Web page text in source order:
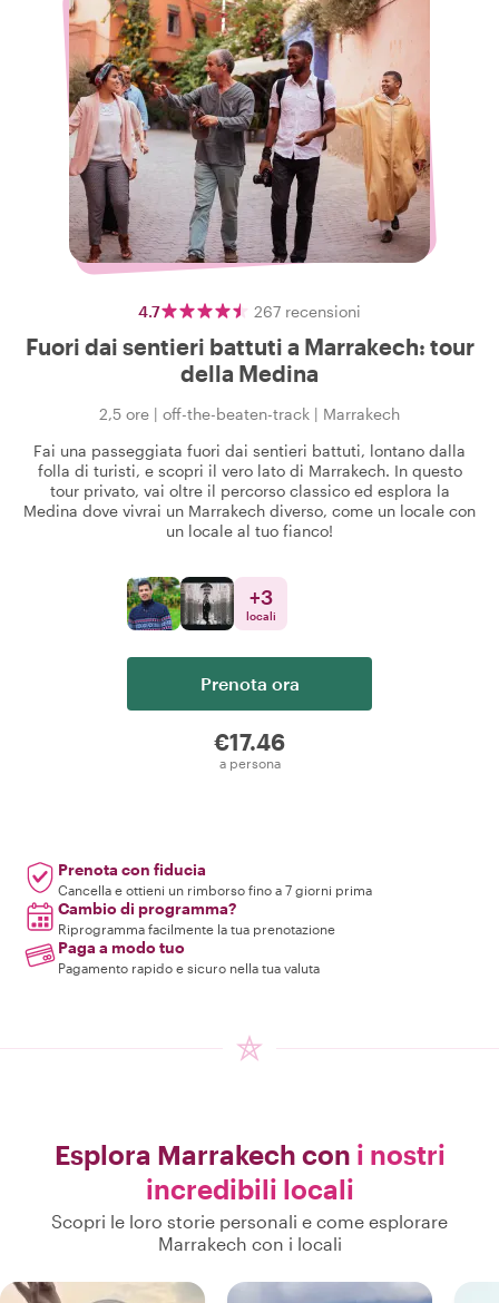
4.7 267 recensioni
Fuori dai sentieri battuti a Marrakech: tour
della Medina
2,5 ore | off-the-beaten-track | Marrakech
Fai una passeggiata fuori dai sentieri battuti, lontano dalla
folla di turisti, e scopri il vero lato di Marrakech. In questo
tour privato, vai oltre il percorso classico ed esplora la
Medina dove vivrai un Marrakech diverso, come un locale con
un locale al tuo fianco!
Prenota ora
€17.46
a persona
+3
locali
Prenota con fiducia
Cancella e ottieni un rimborso fino a 7 giorni prima
Cambio di programma?
Riprogramma facilmente la tua prenotazione
Paga a modo tuo
Pagamento rapido e sicuro nella tua valuta
Esplora Marrakech con i nostri
incredibili locali
Scopri le loro storie personali e come esplorare
Marrakech con i locali